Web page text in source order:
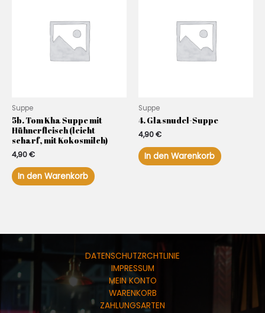
Suppe
5b. Tom Kha Suppe mit
Hühnerfleisch (leicht
scharf, mit Kokosmilch)
4,90€
In den Warenkorb
Suppe
4. Glasnudel-Suppe
4,90€
In den Warenkorb
DATENSCHUTZRCHTLINIE
IMPRESSUM
MEIN KONTO
WARENKORB
ZAHLUNGSARTEN